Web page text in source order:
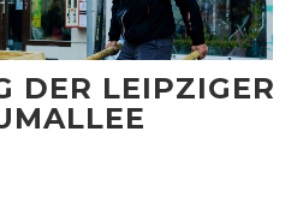
DER LEIPZIGER